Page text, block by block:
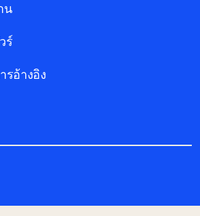
น
ร์
รอ้างอิง